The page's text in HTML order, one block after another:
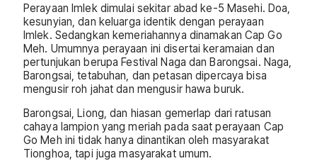
Perayaan Imlek dimulai sekitar abad ke-5 Masehi. Doa,
kesunyian, dan keluarga identik dengan perayaan
Imlek. Sedangkan kemeriahannya dinamakan Cap Go
Meh. Umumnya perayaan ini disertai keramaian dan
pertunjukan berupa Festival Naga dan Barongsai. Naga,
Barongsai, tetabuhan, dan petasan dipercaya bisa
mengusir roh jahat dan mengusir hawa buruk.
Barongsai, Liong, dan hiasan gemerlap dari ratusan
cahaya lampion yang meriah pada saat perayaan Cap
Go Meh ini tidak hanya dinantikan oleh masyarakat
Tionghoa, tapi juga masyarakat umum.